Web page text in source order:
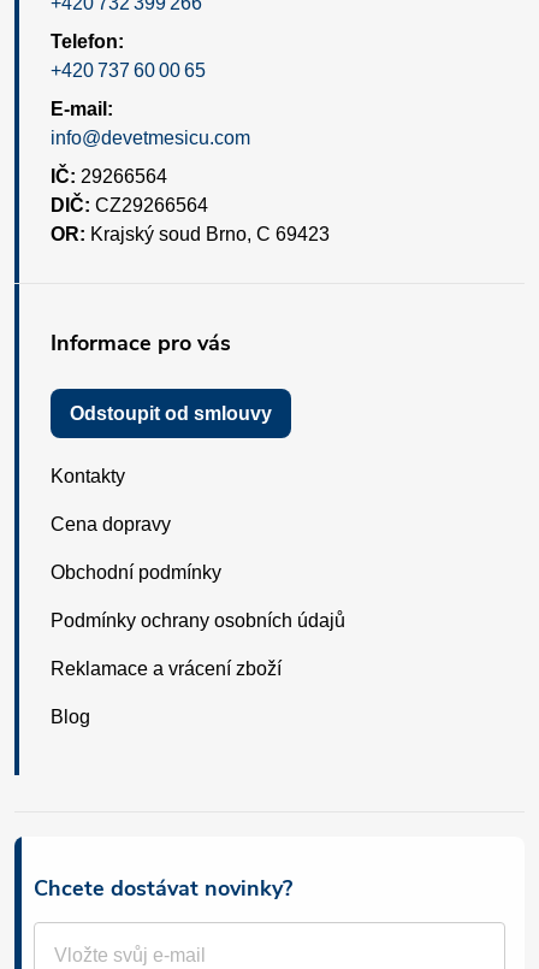
Telefon:
+420 737 60 00 65
E-mail:
info@devetmesicu.com
IČ: 29266564
DIČ: CZ29266564
OR: Krajský soud Brno, C 69423
Informace pro vás
Odstoupit od smlouvy
Kontakty
Cena dopravy
Obchodní podmínky
Podmínky ochrany osobních údajů
Reklamace a vrácení zboží
Blog
Chcete dostávat novinky?